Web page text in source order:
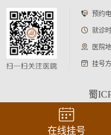
预约电
就诊
医院
挂号
蜀
在线挂号